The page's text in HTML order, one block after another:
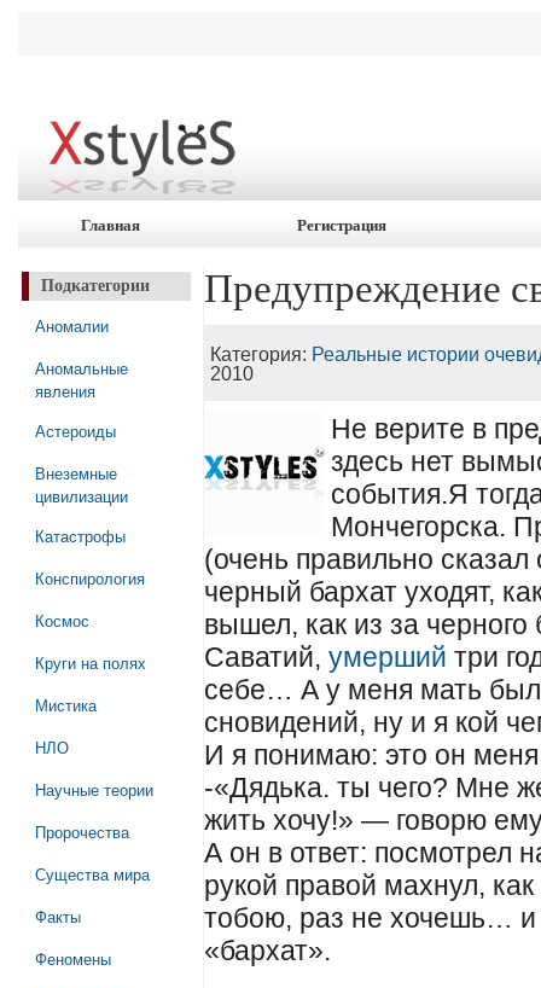
Главная Регистрация
Подкатегории
Аномалии
Аномальные
явления
Астероиды
Внеземные
цивилизации
Катастрофы
Конспирология
Космос
Круги на полях
Мистика
НЛО
Научные теории
Пророчества
Существа мира
Факты
Феномены
Предупреждение
Категория: Реальные истории
2010
Не верите в
здесь нет
события.Я
Мончегорска.
(очень правильно
черный бархат уходят,
вышел, как из за черного
Саватий,умерший три
себе… А у меня мать
сновидений, ну и я кой
И я понимаю: это он
-«Дядька. ты чего? Мне
жить хочу!» — говорю
А он в ответ: посмотрел
рукой правой махнул,
тобою, раз не хочешь… и
«бархат».